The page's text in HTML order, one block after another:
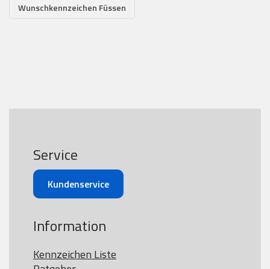
Wunschkennzeichen Füssen
Service
Kundenservice
Information
Kennzeichen Liste